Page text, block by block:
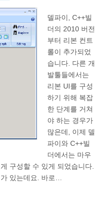
델파이, C++빌
더의 2010 버전
부터 리본 컨트
롤이 추가되었
습니다. 다른 개
발툴들에서는
리본 UI를 구성
하기 위해 복잡
한 단계를 거쳐
야 하는 경우가
많은데, 이제 델
파이와 C++빌
더에서는 마우
구성할 수 있게 되었습니다.
있는데요. 바로…